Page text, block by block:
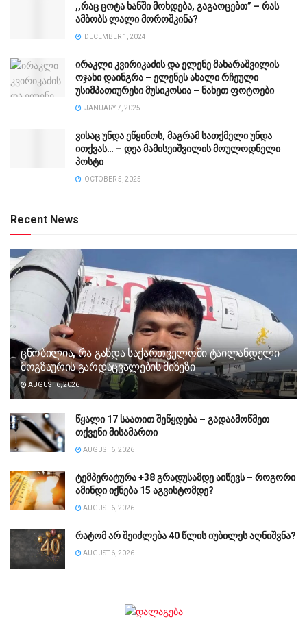
,,რაც ცოტა ხანში მოხდება, გაგაოცებთ” – რას
ამბობს ლალი მოროშკინა?
DECEMBER 1, 2024
ირაკლი კვირიკაძის და ელენე მახარაშვილის
ოჯახი დაინგრა – ელენეს ახალი რჩეული
უსიმპათიურესი მუსიკოსია – ნახეთ ფოტოები
JANUARY 7, 2025
ვისაც უნდა ეწყინოს, მაგრამ სათქმელი უნდა
ითქვას… – დეა მამისეიშვილის მოულოდნელი
პოსტი
OCTOBER 5, 2025
Recent News
ცნობილია, რა გახდა საქართველოში ტაილანდელი
მოგზაურის გარდაცვალების მიზეზი
AUGUST 6, 2026
წყალი 17 საათით შეწყდება – გადაამოწმეთ
თქვენი მისამართი
AUGUST 6, 2026
ტემპერატურა +38 გრადუსამდე აიწევს – როგორი
ამინდი იქნება 15 აგვისტომდე?
AUGUST 6, 2026
რატომ არ შეიძლება 40 წლის იუბილეს აღნიშვნა?
AUGUST 6, 2026